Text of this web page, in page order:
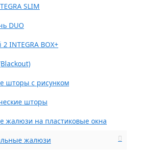
SLIM
DUO
INTEGRA BOX+
шторы с рисунком
шторы
жалюзи на пластиковые окна
жалюзи